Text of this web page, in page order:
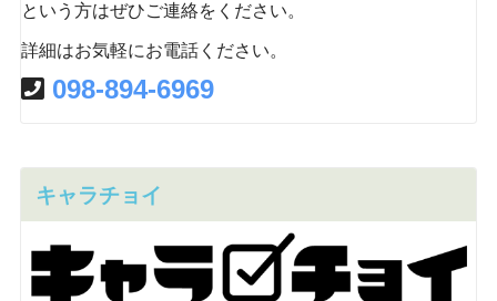
という方はぜひご連絡をください。
詳細はお気軽にお電話ください。
098-894-6969
キャラチョイ